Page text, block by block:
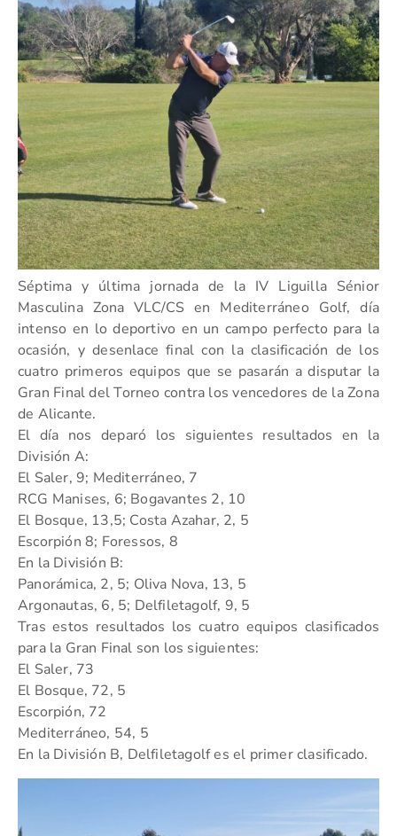
Séptima y última jornada de la IV Liguilla Sénior
Masculina Zona VLC/CS en Mediterráneo Golf, día
intenso en lo deportivo en un campo perfecto para la
ocasión, y desenlace final con la clasificación de los
cuatro primeros equipos que se pasarán a disputar la
Gran Final del Torneo contra los vencedores de la Zona
de Alicante.
El día nos deparó los siguientes resultados en la
División A:
El Saler, 9; Mediterráneo, 7
RCG Manises, 6; Bogavantes 2, 10
El Bosque, 13,5; Costa Azahar, 2, 5
Escorpión 8; Foressos, 8
En la División B:
Panorámica, 2, 5; Oliva Nova, 13, 5
Argonautas, 6, 5; Delfiletagolf, 9, 5
Tras estos resultados los cuatro equipos clasificados
para la Gran Final son los siguientes:
El Saler, 73
El Bosque, 72, 5
Escorpión, 72
Mediterráneo, 54, 5
En la División B, Delfiletagolf es el primer clasificado.